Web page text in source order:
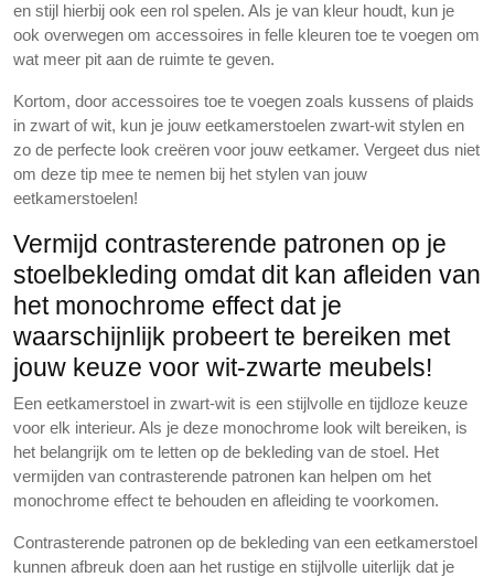
en stijl hierbij ook een rol spelen. Als je van kleur houdt, kun je
ook overwegen om accessoires in felle kleuren toe te voegen om
wat meer pit aan de ruimte te geven.
Kortom, door accessoires toe te voegen zoals kussens of plaids
in zwart of wit, kun je jouw eetkamerstoelen zwart-wit stylen en
zo de perfecte look creëren voor jouw eetkamer. Vergeet dus niet
om deze tip mee te nemen bij het stylen van jouw
eetkamerstoelen!
Vermijd contrasterende patronen op je
stoelbekleding omdat dit kan afleiden van
het monochrome effect dat je
waarschijnlijk probeert te bereiken met
jouw keuze voor wit-zwarte meubels!
Een eetkamerstoel in zwart-wit is een stijlvolle en tijdloze keuze
voor elk interieur. Als je deze monochrome look wilt bereiken, is
het belangrijk om te letten op de bekleding van de stoel. Het
vermijden van contrasterende patronen kan helpen om het
monochrome effect te behouden en afleiding te voorkomen.
Contrasterende patronen op de bekleding van een eetkamerstoel
kunnen afbreuk doen aan het rustige en stijlvolle uiterlijk dat je